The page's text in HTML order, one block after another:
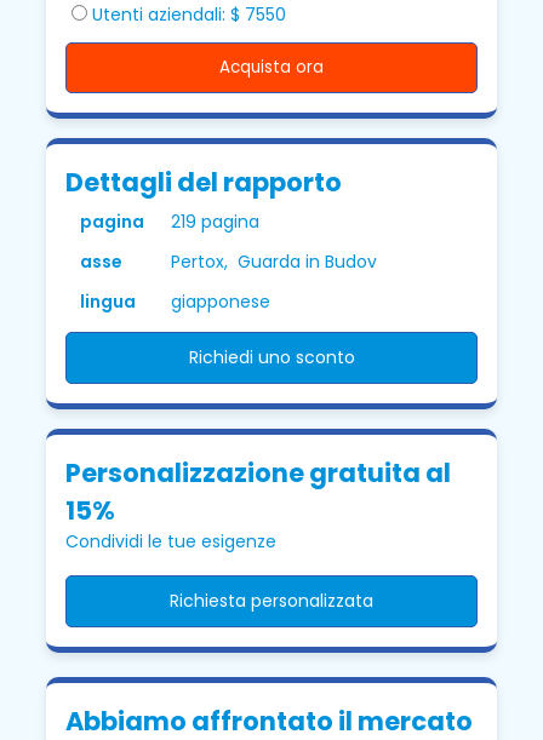
Utenti aziendali: $ 7550
Acquista ora
Dettagli del rapporto
pagina
219 pagina
asse
Pertox, Guarda in Budov
lingua
giapponese
Richiedi uno sconto
Personalizzazione gratuita al
15%
Condividi le tue esigenze
Richiesta personalizzata
Abbiamo affrontato il mercato